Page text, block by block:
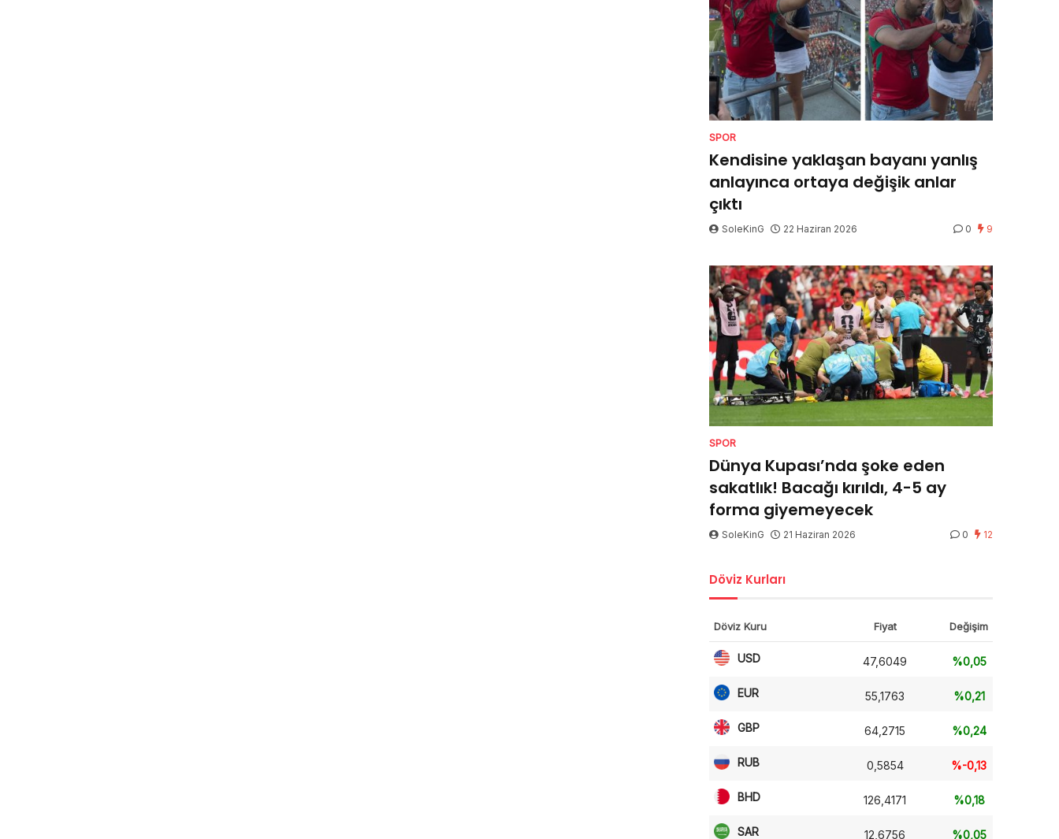
SPOR
Kendisine yaklaşan bayanı yanlış
anlayınca ortaya değişik anlar
çıktı
SoleKinG 22 Haziran 2026 0 9
SPOR
Dünya Kupası’nda şoke eden
sakatlık! Bacağı kırıldı, 4-5 ay
forma giyemeyecek
SoleKinG 21 Haziran 2026 0 12
Döviz Kurları
Döviz Kuru Fiyat Değişim
USD 47,6049 %0,05
EUR 55,1763 %0,21
GBP 64,2715 %0,24
RUB 0,5854 %-0,13
BHD 126,4171 %0,18
SAR 12,6756 %0,05